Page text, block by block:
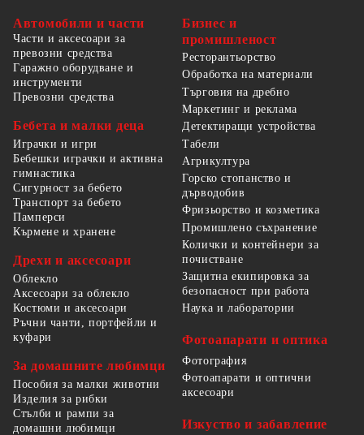
Автомобили и части
Части и аксесоари за
превозни средства
Гаражно оборудване и
инструменти
Превозни средства
Бебета и малки деца
Играчки и игри
Бебешки играчки и активна
гимнастика
Сигурност за бебето
Транспорт за бебето
Памперси
Кърмене и хранене
Дрехи и аксесоари
Облекло
Аксесоари за облекло
Костюми и аксесоари
Ръчни чанти, портфейли и
куфари
За домашните любимци
Пособия за малки животни
Изделия за рибки
Стълби и рампи за
домашни любимци
Бизнес и
промишленост
Ресторантьорство
Обработка на материали
Търговия на дребно
Маркетинг и реклама
Детектиращи устройства
Табели
Агрикултура
Горско стопанство и
дърводобив
Фризьорство и козметика
Промишлено съхранение
Колички и контейнери за
почистване
Защитна екипировка за
безопасност при работа
Наука и лаборатории
Фотоапарати и оптика
Фотография
Фотоапарати и оптични
аксесоари
Изкуство и забавление